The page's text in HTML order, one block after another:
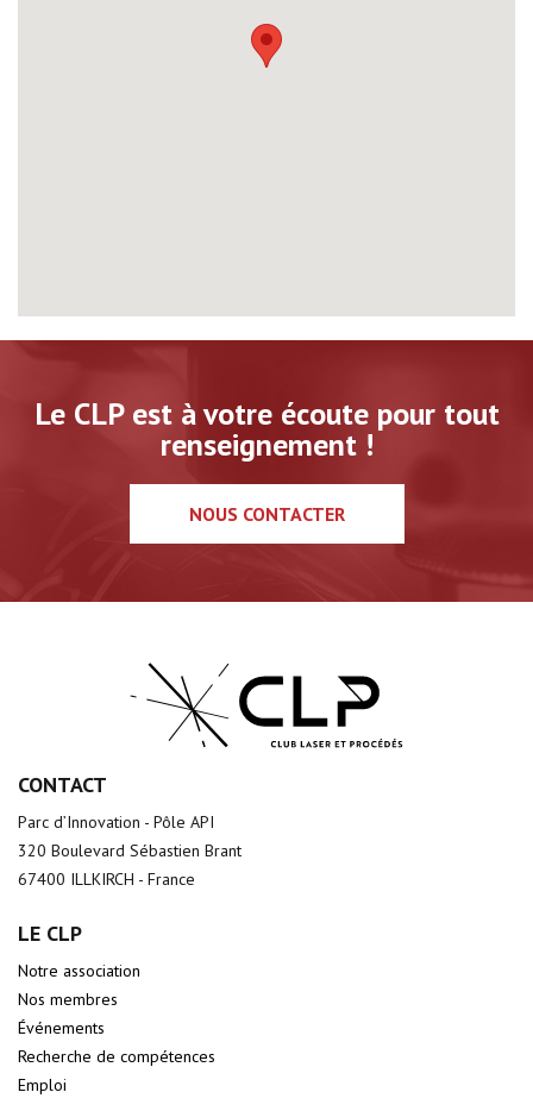
Le CLP est à votre écoute pour tout
renseignement !
NOUS CONTACTER
CONTACT
Parc d’Innovation - Pôle API
320 Boulevard Sébastien Brant
67400 ILLKIRCH - France
LE CLP
Notre association
Nos membres
Événements
Recherche de compétences
Emploi